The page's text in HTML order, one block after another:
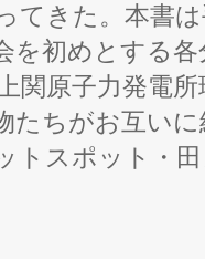
てきた。本書
を初めとする
関原子力発電
たちがお互い
トスポット・